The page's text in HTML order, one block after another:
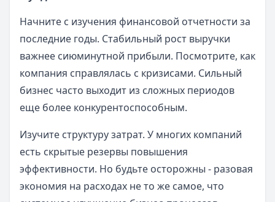
Начните с изучения финансовой отчетности за
последние годы. Стабильный рост выручки
важнее сиюминутной прибыли. Посмотрите, как
компания справлялась с кризисами. Сильный
бизнес часто выходит из сложных периодов
еще более конкурентоспособным.
Изучите структуру затрат. У многих компаний
есть скрытые резервы повышения
эффективности. Но будьте осторожны - разовая
экономия на расходах не то же самое, что